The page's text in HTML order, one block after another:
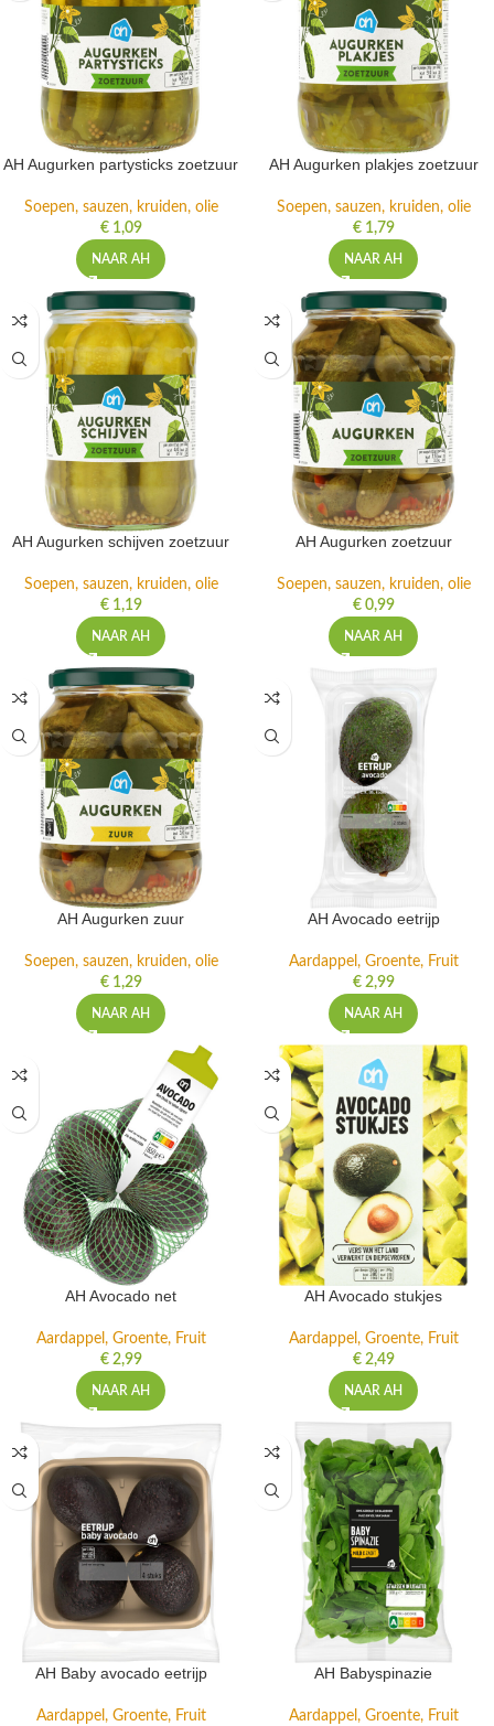
AH Augurken partysticks zoetzuur
Soepen, sauzen, kruiden, olie
€1,09
NAAR AH
AH Augurken plakjes zoetzuur
Soepen, sauzen, kruiden, olie
€1,79
NAAR AH
AH Augurken schijven zoetzuur
Soepen, sauzen, kruiden, olie
€1,19
NAAR AH
AH Augurken zoetzuur
Soepen, sauzen, kruiden, olie
€0,99
NAAR AH
AH Augurken zuur
Soepen, sauzen, kruiden, olie
€1,29
NAAR AH
AH Avocado eetrijp
Aardappel, Groente, Fruit
€2,99
NAAR AH
AH Avocado net
Aardappel, Groente, Fruit
€2,99
NAAR AH
AH Avocado stukjes
Aardappel, Groente, Fruit
€2,49
NAAR AH
AH Baby avocado eetrijp
Aardappel, Groente, Fruit
AH Babyspinazie
Aardappel, Groente, Fruit